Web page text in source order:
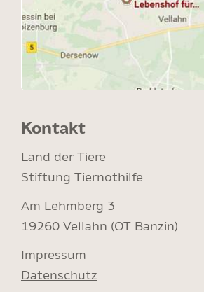
Kontakt
Land der Tiere
Stiftung Tiernothilfe
Am Lehmberg 3
19260 Vellahn (OT Banzin)
Impressum
Datenschutz